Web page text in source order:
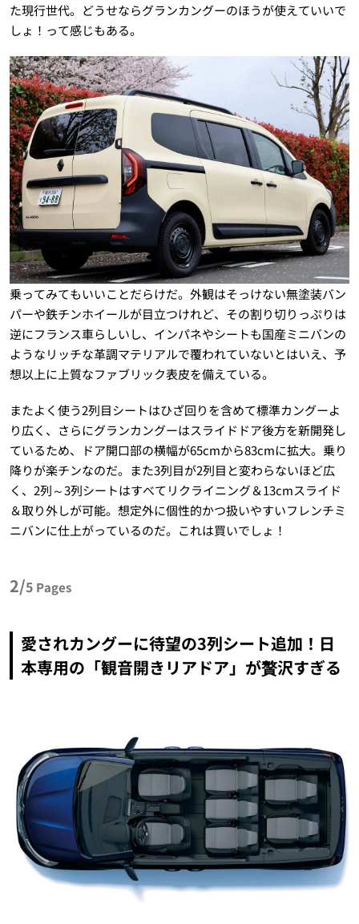
た現行世代。どうせならグランカングーのほうが使えていいで
しょ！って感じもある。
乗ってみてもいいことだらけだ。外観はそっけない無塗装バン
パーや鉄チンホイールが目立つけれど、その割り切りっぷりは
逆にフランス車らしいし、インパネやシートも国産ミニバンの
ようなリッチな革調マテリアルで覆われていないとはいえ、予
想以上に上質なファブリック表皮を備えている。
またよく使う2列目シートはひざ回りを含めて標準カングーよ
り広く、さらにグランカングーはスライドドア後方を新開発し
ているため、ドア開口部の横幅が65cmから83cmに拡大。乗り
降りが楽チンなのだ。また3列目が2列目と変わらないほど広
く、2列～3列シートはすべてリクライニング＆13cmスライド
＆取り外しが可能。想定外に個性的かつ扱いやすいフレンチミ
ニバンに仕上がっているのだ。これは買いでしょ！
2/5 Pages
愛されカングーに待望の3列シート追加！日
本専用の「観音開きリアドア」が贅沢すぎる